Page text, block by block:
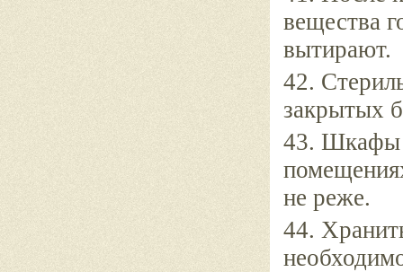
вещества
вытирают.
42.
закрытых
43. Шкафы
не реже.
44.